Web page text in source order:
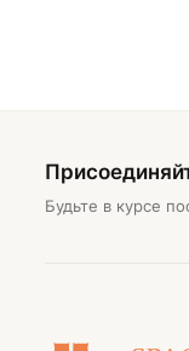
Будьте в курсе